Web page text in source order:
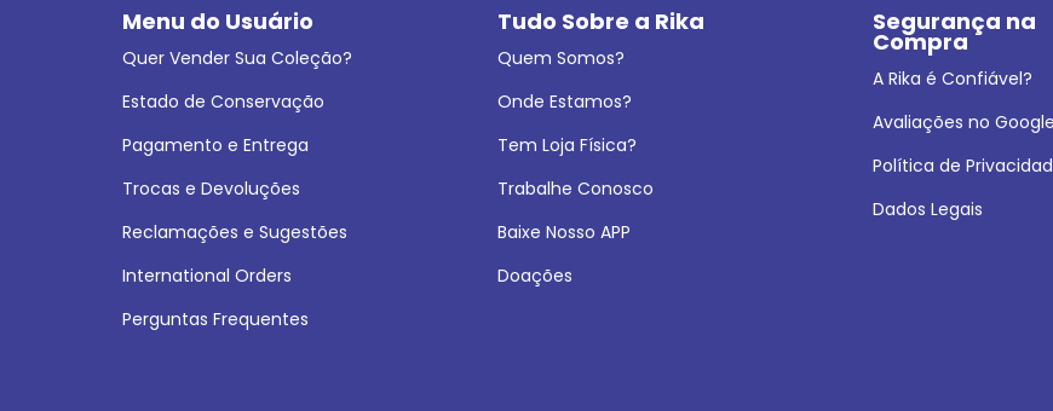
Menu do Usuário
Quer Vender Sua Coleção?
Estado de Conservação
Pagamento e Entrega
Trocas e Devoluções
Reclamações e Sugestões
International Orders
Perguntas Frequentes
Tudo Sobre a Rika
Quem Somos?
Onde Estamos?
Tem Loja Física?
Trabalhe Conosco
Baixe Nosso APP
Doações
Segurança na
Compra
A Rika é Confiável?
Avaliações no Google
Política de
Dados Legais